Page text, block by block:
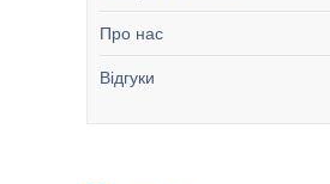
Про нас
Відгуки